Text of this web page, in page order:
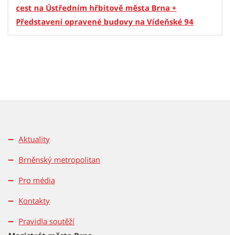
cest na Ústředním hřbitově města Brna +
Představení opravené budovy na Vídeňské 94
Aktuality
Brněnský metropolitan
Pro média
Kontakty
Pravidla soutěží